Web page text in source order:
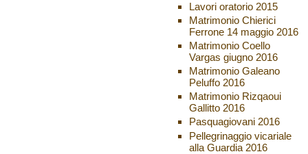
Lavori oratorio 2015
Matrimonio Chierici
Ferrone 14 maggio 2016
Matrimonio Coello
Vargas giugno 2016
Matrimonio Galeano
Peluffo 2016
Matrimonio Rizqaoui
Gallitto 2016
Pasquagiovani 2016
Pellegrinaggio vicariale
alla Guardia 2016